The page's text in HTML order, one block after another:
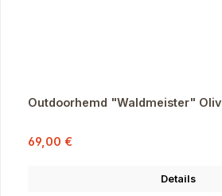
Outdoorhemd "Waldmeister" Oliv
Verkaufspreis:
69,00 €
Details